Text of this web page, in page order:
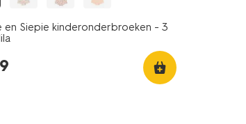
en Siepie kinderonderbroeken - 3